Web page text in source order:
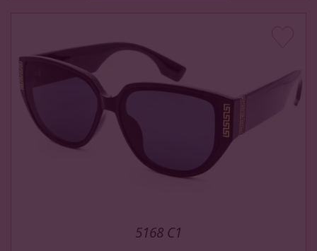
5168 C1